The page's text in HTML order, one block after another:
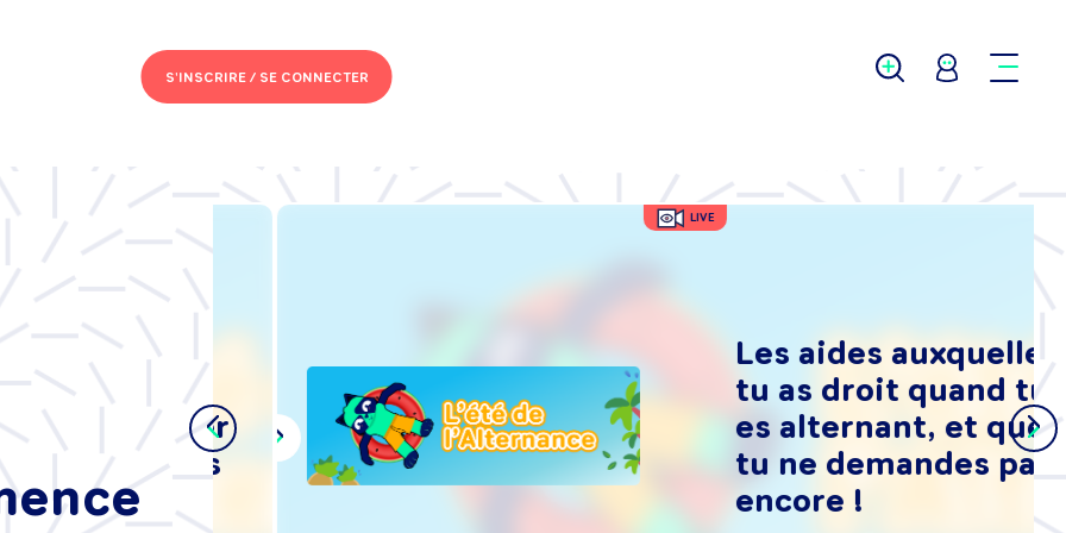
S'INSCRIRE /SE CONNECTER
LIVE
Les aides auxquelles
tu as droit quand tu
es alternant, et que
tu ne demandes pas
encore !